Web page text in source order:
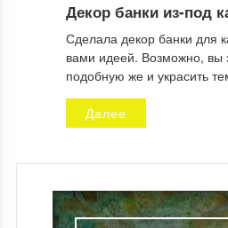
Декор банки из-под
Сделала декор банки для
вами идеей. Возможно, вы
подобную же и украсить
Далее